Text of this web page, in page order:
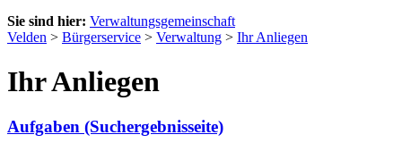
Sie sind hier: Verwaltungsgemeinschaft
Velden > Bürgerservice > Verwaltung > Ihr Anliegen
Ihr Anliegen
Aufgaben (Suchergebnisseite)